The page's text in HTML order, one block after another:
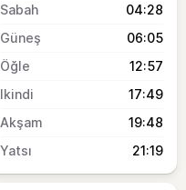
04:28
06:05
12:57
17:49
19:48
21:19